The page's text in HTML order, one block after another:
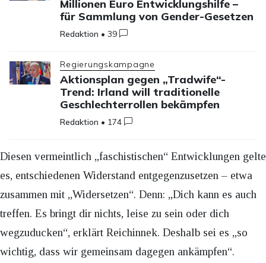
Millionen Euro Entwicklungshilfe –
für Sammlung von Gender-Gesetzen
Redaktion •39
Regierungskampagne
Aktionsplan gegen „Tradwife“-
Trend: Irland will traditionelle
Geschlechterrollen bekämpfen
Redaktion • 174
Diesen vermeintlich „faschistischen“ Entwicklungen gelte
es, entschiedenen Widerstand entgegenzusetzen – etwa
zusammen mit „Widersetzen“. Denn: „Dich kann es auch
treffen. Es bringt dir nichts, leise zu sein oder dich
wegzuducken“, erklärt Reichinnek. Deshalb sei es „so
wichtig, dass wir gemeinsam dagegen ankämpfen“.